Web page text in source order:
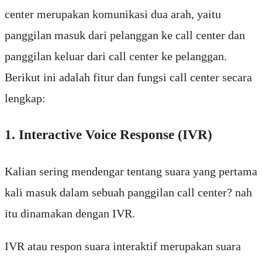
center merupakan komunikasi dua arah, yaitu
panggilan masuk dari pelanggan ke call center dan
panggilan keluar dari call center ke pelanggan.
Berikut ini adalah fitur dan fungsi call center secara
lengkap:
1. Interactive Voice Response (IVR)
Kalian sering mendengar tentang suara yang pertama
kali masuk dalam sebuah panggilan call center? nah
itu dinamakan dengan IVR.
IVR atau respon suara interaktif merupakan suara